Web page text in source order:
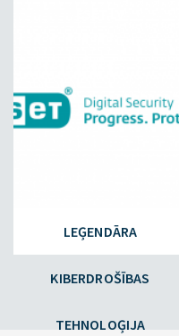
LEĢENDĀRA
KIBERDROŠĪBAS
TEHNOLOĢIJA